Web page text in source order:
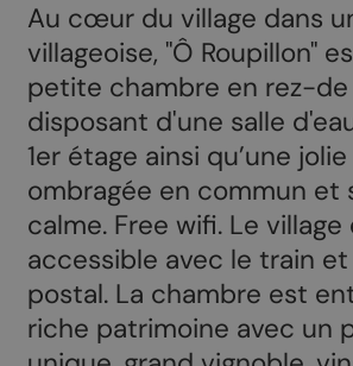
Au cœur du village dans
villageoise, "Ô Roupillon"
petite chambre en rez-de
disposant d'une salle
1er étage ainsi qu’une
ombragée en commun et
calme. Free wifi. Le village
accessible avec le train
postal. La chambre est
riche patrimoine avec un